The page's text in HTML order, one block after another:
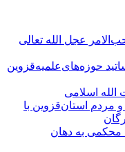
عجل الله تعالی
حوزه‌های‌علمیه‌قزوین
اسلامی
مردم‌ استان‌قزوین با
محکمی به دهان